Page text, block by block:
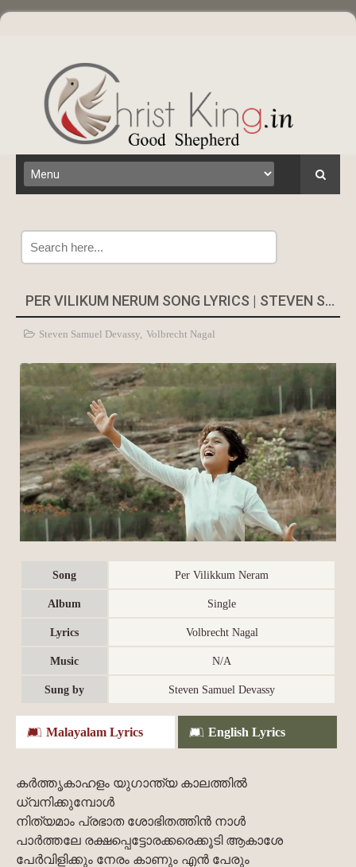
PER VILIKUM NERUM SONG LYRICS | STEVEN SAMUEL DEVASSY
Steven Samuel Devassy, Volbrecht Nagal
Song Per Vilikkum Neram
Album Single
Lyrics Volbrecht Nagal
Music N/A
Sung by Steven Samuel Devassy
Malayalam Lyrics English Lyrics
കര്‍ത്തൃകാഹളം യുഗാന്ത്യ കാലത്തില്‍
ധ്വനിക്കുമ്പോള്‍
നിത്യമാം പ്രഭാത ശോഭിതത്തിന്‍ നാള്‍
പാര്‍ത്തലേ രക്ഷപ്പെട്ടോരക്കരെക്കൂടി ആകാശേ
പേര്‍വിളിക്കും നേരം കാണും എന്‍ പേരും